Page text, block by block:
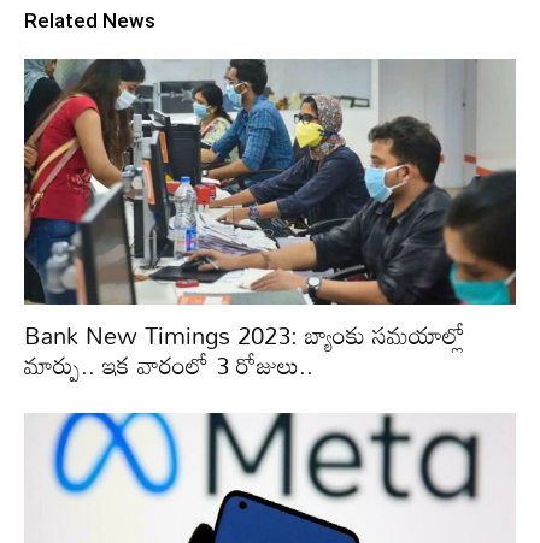
Related News
Bank New Timings 2023: బ్యాంకు సమయాల్లో
మార్పు.. ఇక వారంలో 3 రోజులు..